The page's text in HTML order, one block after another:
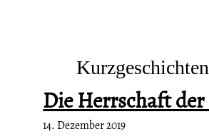
Kurzgeschichten
Die Herrschaft
14. Dezember 2019